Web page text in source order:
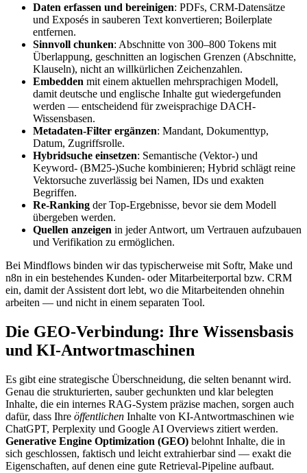
Daten erfassen und bereinigen: PDFs, CRM-Datensätze
und Exposés in sauberen Text konvertieren; Boilerplate
entfernen.
Sinnvoll chunken: Abschnitte von 300–800 Tokens mit
Überlappung, geschnitten an logischen Grenzen (Abschnitte,
Klauseln), nicht an willkürlichen Zeichenzahlen.
Embedden mit einem aktuellen mehrsprachigen Modell,
damit deutsche und englische Inhalte gut wiedergefunden
werden — entscheidend für zweisprachige DACH-
Wissensbasen.
Metadaten-Filter ergänzen: Mandant, Dokumenttyp,
Datum, Zugriffsrolle.
Hybridsuche einsetzen: Semantische (Vektor-) und
Keyword- (BM25-)Suche kombinieren; Hybrid schlägt reine
Vektorsuche zuverlässig bei Namen, IDs und exakten
Begriffen.
Re-Ranking der Top-Ergebnisse, bevor sie dem Modell
übergeben werden.
Quellen anzeigen in jeder Antwort, um Vertrauen aufzubauen
und Verifikation zu ermöglichen.
Bei Mindflows binden wir das typischerweise mit Softr, Make und
n8n in ein bestehendes Kunden- oder Mitarbeiterportal bzw. CRM
ein, damit der Assistent dort lebt, wo die Mitarbeitenden ohnehin
arbeiten — und nicht in einem separaten Tool.
Die GEO-Verbindung: Ihre Wissensbasis
und KI-Antwortmaschinen
Es gibt eine strategische Überschneidung, die selten benannt wird.
Genau die strukturierten, sauber gechunkten und klar belegten
Inhalte, die ein internes RAG-System präzise machen, sorgen auch
dafür, dass Ihre öffentlichen Inhalte von KI-Antwortmaschinen wie
ChatGPT, Perplexity und Google AI Overviews zitiert werden.
Generative Engine Optimization (GEO) belohnt Inhalte, die in
sich geschlossen, faktisch und leicht extrahierbar sind — exakt die
Eigenschaften, auf denen eine gute Retrieval-Pipeline aufbaut.